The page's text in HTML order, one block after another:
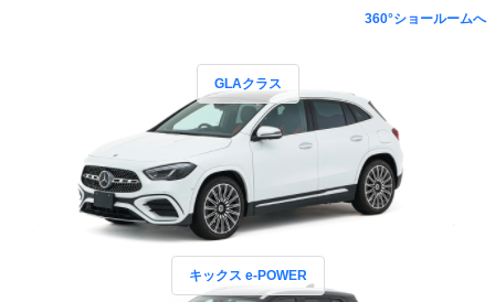
360°ショールームへ
GLAクラス
キックス e-POWER